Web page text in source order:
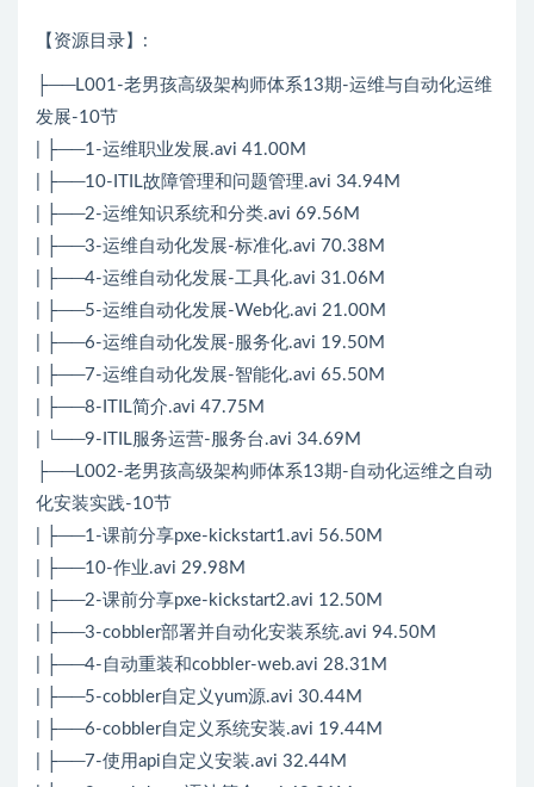
【资源目录】:
├──L001-老男孩高级架构师体系13期-运维与自动化运维
发展-10节
| ├──1-运维职业发展.avi 41.00M
| ├──10-ITIL故障管理和问题管理.avi 34.94M
| ├──2-运维知识系统和分类.avi 69.56M
| ├──3-运维 自动化发展-标准化.avi 70.38M
| ├──4-运维自动化发展-工具化.avi 31.06M
| ├──5-运维自动化发展-Web化.avi 21.00M
| ├──6-运维自动化发展-服务化.avi 19.50M
| ├──7-运维自动化发展-智能化.avi 65.50M
| ├──8-ITIL简介.avi 47.75M
| └──9-ITIL服务运营-服务台.avi 34.69M
├──L002-老男孩高级架构师体系13期-自动化运维之自动
化安装实践-10节
| ├──1-课前分享pxe-kickstart1.avi 56.50M
| ├──10-作业.avi 29.98M
| ├──2-课前分享pxe-kickstart2.avi 12.50M
| ├──3-cobbler部署并自动化安装系统.avi 94.50M
| ├──4-自动重装和cobbler-web.avi 28.31M
| ├──5-cobbler自定义yum源.avi 30.44M
| ├──6-cobbler自定义系统安装.avi 19.44M
| ├──7-使用api自定义安装.avi 32.44M